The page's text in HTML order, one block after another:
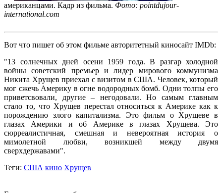
американцами. Кадр из фильма. Фото: pointdujour-
international.com
Вот что пишет об этом фильме авторитетный киносайт IMDb:
"13 солнечных дней осени 1959 года. В разгар холодной
войны советский премьер и лидер мирового коммунизма
Никита Хрущев приехал с визитом в США. Человек, который
мог сжечь Америку в огне водородных бомб. Одни толпы его
приветсвовали, другие – негодовали. Но самым главным
стало то, что Хрущев перестал относиться к Америке как к
порождению злого капитализма. Это фильм о Хрущеве в
глазах Америки и об Америке в глазах Хрущева. Это
сюрреалистичная, смешная и невероятная история о
мимолетной любви, возникшей между двумя
сверхдержавами".
Теги: США кино Хрущев